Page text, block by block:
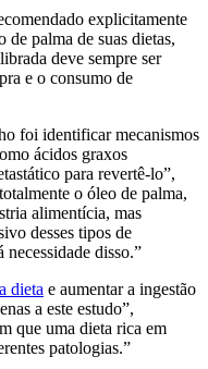
explicitamente
de palma de suas dietas,
deve sempre ser
e o consumo de
foi identificar mecanismos
ácidos graxos
para revertê-lo”,
o óleo de palma,
alimentícia, mas
desses tipos de
disso.”
dieta e aumentar a ingestão
a este estudo”,
que uma dieta rica em
patologias.”